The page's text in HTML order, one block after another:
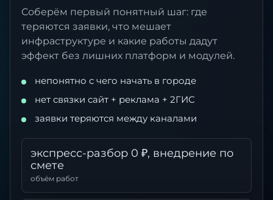
Соберём первый понятный шаг: где
теряются заявки, что мешает
инфраструктуре и какие работы дадут
эффект без лишних платформ и модулей.
непонятно с чего начать в городе
нет связки сайт + реклама + 2ГИС
заявки теряются между каналами
экспресс-разбор 0 ₽, внедрение по
смете
объём работ